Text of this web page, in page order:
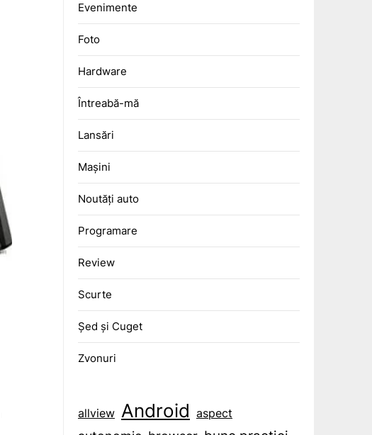
Evenimente
Foto
Hardware
Întreabă-mă
Lansări
Mașini
Noutăți auto
Programare
Review
Scurte
Șed și Cuget
Zvonuri
allview Android aspect